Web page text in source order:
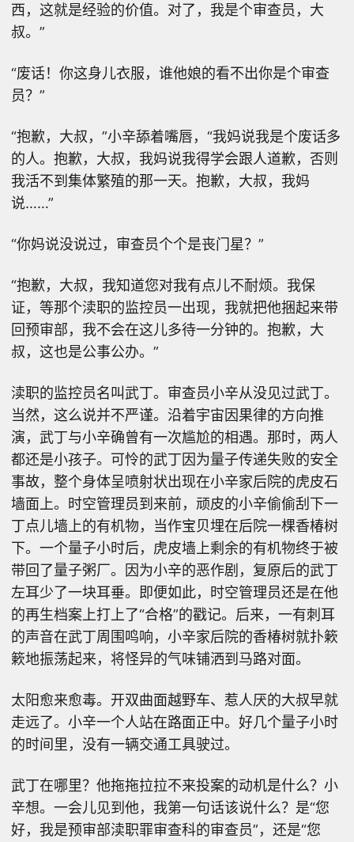
西，这就是经验的价值。对了，我是个审查员，大
叔。”
“废话！你这身儿衣服，谁他娘的看不出你是个审查
员？”
“抱歉，大叔，”小辛舔着嘴唇，“我妈说我是个废话多
的人。抱歉，大叔，我妈说我得学会跟人道歉，否则
我活不到集体繁殖的那一天。抱歉，大叔，我妈
说……”
“你妈说没说过，审查员个个是丧门星？”
“抱歉，大叔，我知道您对我有点儿不耐烦。我保
证，等那个渎职的监控员一出现，我就把他捆起来带
回预审部，我不会在这儿多待一分钟的。抱歉，大
叔，这也是公事公办。”
渎职的监控员名叫武丁。审查员小辛从没见过武丁。
当然，这么说并不严谨。沿着宇宙因果律的方向推
演，武丁与小辛确曾有一次尴尬的相遇。那时，两人
都还是小孩子。可怜的武丁因为量子传递失败的安全
事故，整个身体呈喷射状出现在小辛家后院的虎皮石
墙面上。时空管理员到来前，顽皮的小辛偷偷刮下一
丁点儿墙上的有机物，当作宝贝埋在后院一棵香椿树
下。一个量子小时后，虎皮墙上剩余的有机物终于被
带回了量子粥厂。因为小辛的恶作剧，复原后的武丁
左耳少了一块耳垂。即便如此，时空管理员还是在他
的再生档案上打上了“合格”的戳记。后来，一有刺耳
的声音在武丁周围鸣响，小辛家后院的香椿树就扑簌
簌地振荡起来，将怪异的气味铺洒到马路对面。
太阳愈来愈毒。开双曲面越野车、惹人厌的大叔早就
走远了。小辛一个人站在路面正中。好几个量子小时
的时间里，没有一辆交通工具驶过。
武丁在哪里？他拖拖拉拉不来投案的动机是什么？小
辛想。一会儿见到他，我第一句话该说什么？是“您
好，我是预审部渎职罪审查科的审查员”，还是“您